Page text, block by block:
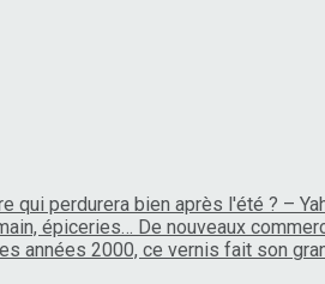
qui perdurera bien après l'été ? –
épiceries… De nouveaux
années 2000, ce vernis fait son